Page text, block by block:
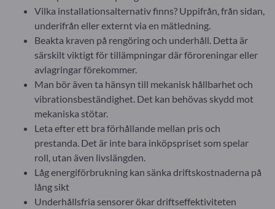
Vilka installationsalternativ finns? Uppifrån, från sidan,
underifrån eller externt via en mätledning.
Beakta kraven på rengöring och underhåll. Detta är
särskilt viktigt för tillämpningar där föroreningar eller
avlagringar förekommer.
Man bör även ta hänsyn till mekanisk hållbarhet och
vibrationsbeständighet. Det kan behövas skydd mot
mekaniska stötar.
Leta efter ett bra förhållande mellan pris och
prestanda. Det är inte bara inköpspriset som spelar
roll, utan även livslängden.
Låg energiförbrukning kan sänka driftskostnaderna på
lång sikt
Underhållsfria sensorer ökar driftseffektiviteten